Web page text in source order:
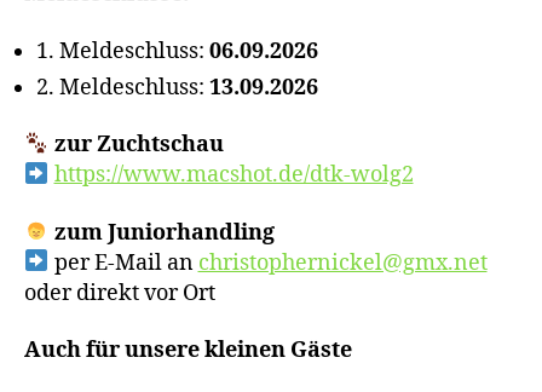
1. Meldeschluss: 06.09.2026
2. Meldeschluss: 13.09.2026
zur Zuchtschau
https://www.macshot.de/dtk-wolg2
zum Juniorhandling
per E-Mail an christophernickel@gmx.net
oder direkt vor Ort
Auch für unsere kleinen Gäste